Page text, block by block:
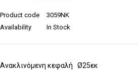
Product code
3059NK
Availability
In Stock
Ανακλινόμενη κεφαλή Ø25εκ